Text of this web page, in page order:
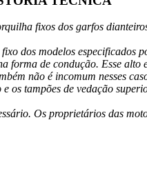
fixos dos garfos
dos modelos especificados
de condução. Esse
não é incomum nesses
os tampões de vedação
Os proprietários das